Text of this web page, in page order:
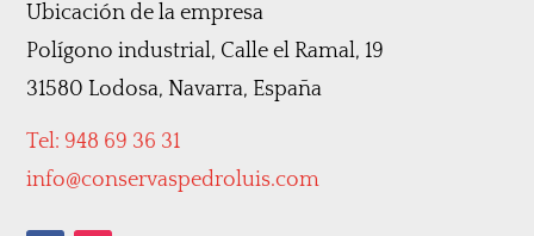
Ubicación de la empresa
Polígono industrial, Calle el Ramal, 19
31580 Lodosa, Navarra, España
Tel: 948 69 36 31
info@conservaspedroluis.com